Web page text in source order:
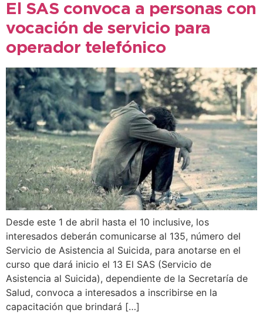
El SAS convoca a personas con
vocación de servicio para
operador telefónico
Desde este 1 de abril hasta el 10 inclusive, los
interesados deberán comunicarse al 135, número del
Servicio de Asistencia al Suicida, para anotarse en el
curso que dará inicio el 13 El SAS (Servicio de
Asistencia al Suicida), dependiente de la Secretaría de
Salud, convoca a interesados a inscribirse en la
capacitación que brindará […]